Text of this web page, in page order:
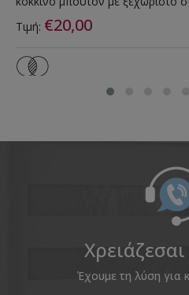
Τιμή: €20,00
Έχουμε τη λύση για